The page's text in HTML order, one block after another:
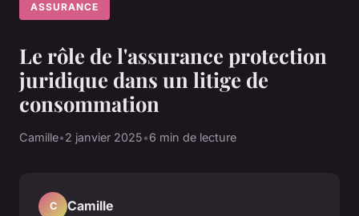
ASSURANCE
Le rôle de l'assurance protection
juridique dans un litige de
consommation
Camille•2 janvier 2025•6 min de lecture
C Camille